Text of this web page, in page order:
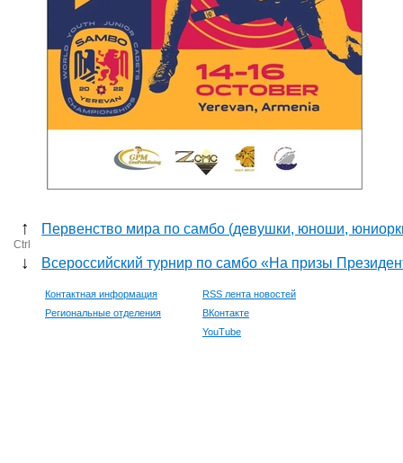
↑ Первенство мира по самбо (девушки, юноши,
Ctrl
↓ Всероссийский турнир по самбо «На призы
Контактная информация
Региональные отделения
RSS лента новостей
ВКонтакте
YouTube